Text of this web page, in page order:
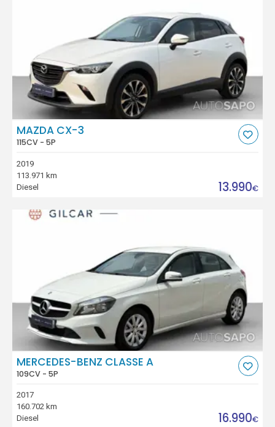
MAZDA CX-3
115CV - 5P
2019
113.971 km
Diesel
13.990€
MERCEDES-BENZ CLASSE A
109CV - 5P
2017
160.702 km
Diesel
16.990€